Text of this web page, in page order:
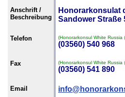
Anschrift /
Beschreibung
Honorarkonsulat
Sandower Straße
Telefon (Honorarkonsul White Russia
(03560) 540 968
Fax (Honorarkonsul White Russia
(03560) 541 890
Email